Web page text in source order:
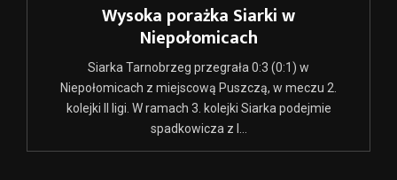
Wysoka porażka Siarki w
Niepołomicach
Siarka Tarnobrzeg przegrała 0:3 (0:1) w
Niepołomicach z miejscową Puszczą, w meczu 2.
kolejki II ligi. W ramach 3. kolejki Siarka podejmie
spadkowicza z I...